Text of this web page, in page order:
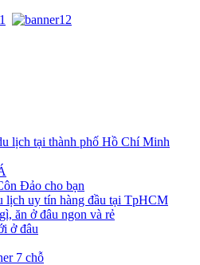
lịch tại thành phố Hồ Chí Minh
Đảo cho bạn
lịch uy tín hàng đầu tại TpHCM
ăn ở đâu ngon và rẻ
ở đâu
7 chỗ